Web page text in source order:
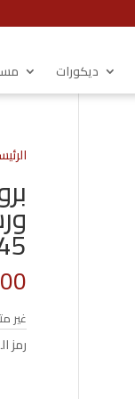
ديكورات
45
غير
رمز